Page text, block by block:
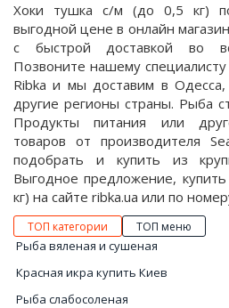
Хоки тушка с/м (до 0,5 кг)
выгодной цене в онлайн
с быстрой доставкой во
Позвоните нашему
Ribka и мы доставим в
другие регионы страны. Рыба
Продукты питания или
товаров от производителя
подобрать и купить из
Выгодное предложение,
кг) на сайте ribka.ua или по
ТОП категории ТОП меню
Рыба вяленая и сушеная
Красная икра купить Киев
Рыба слабосоленая